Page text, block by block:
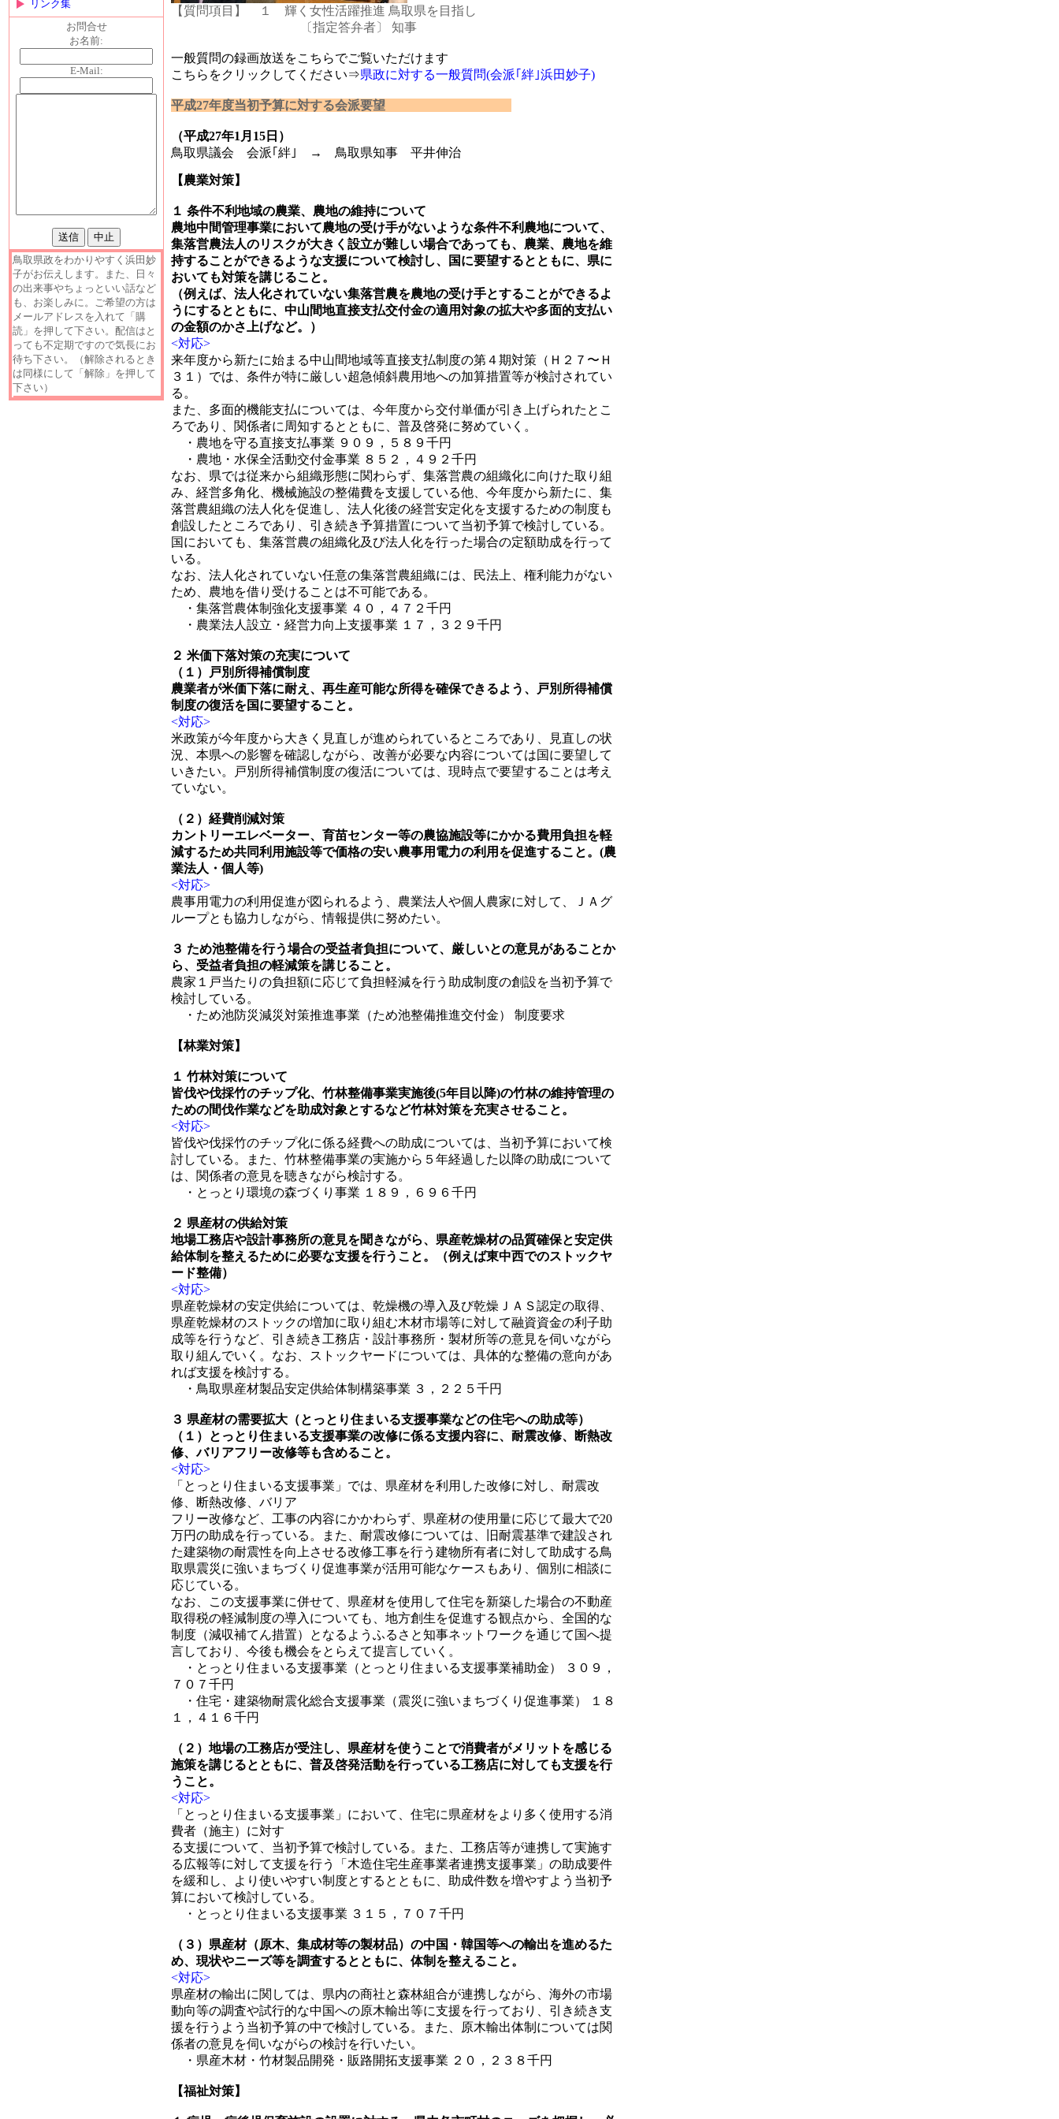
リンク集
お問合せ
お名前:
E-Mail:
鳥取県政をわかりやすく浜田妙
子がお伝えします。また、日々
の出来事やちょっといい話など
も、お楽しみに。ご希望の方は
メールアドレスを入れて「購
読」を押して下さい。配信はと
っても不定期ですので気長にお
待ち下さい。（解除されるとき
は同様にして「解除」を押して
下さい）
【質問項目】 １ 輝く女性活躍推進 鳥取県を目指し
〔指定答弁者〕 知事
一般質問の録画放送をこちらでご覧いただけます
こちらをクリックしてください⇒県政に対する一般質問(会派｢絆｣浜田妙子)
平成27年度当初予算に対する会派要望
（平成27年1月15日）
鳥取県議会 会派｢絆｣ → 鳥取県知事 平井伸治
【農業対策】
１ 条件不利地域の農業、農地の維持について
農地中間管理事業において農地の受け手がないような条件不利農地について、
集落営農法人のリスクが大きく設立が難しい場合であっても、農業、農地を維
持することができるような支援について検討し、国に要望するとともに、県に
おいても対策を講じること。
（例えば、法人化されていない集落営農を農地の受け手とすることができるよ
うにするとともに、中山間地直接支払交付金の適用対象の拡大や多面的支払い
の金額のかさ上げなど。）
<対応>
来年度から新たに始まる中山間地域等直接支払制度の第４期対策（Ｈ２７〜Ｈ
３１）では、条件が特に厳しい超急傾斜農用地への加算措置等が検討されてい
る。
また、多面的機能支払については、今年度から交付単価が引き上げられたとこ
ろであり、関係者に周知するとともに、普及啓発に努めていく。
・農地を守る直接支払事業 ９０９，５８９千円
・農地・水保全活動交付金事業 ８５２，４９２千円
なお、県では従来から組織形態に関わらず、集落営農の組織化に向けた取り組
み、経営多角化、機械施設の整備費を支援している他、今年度から新たに、集
落営農組織の法人化を促進し、法人化後の経営安定化を支援するための制度も
創設したところであり、引き続き予算措置について当初予算で検討している。
国においても、集落営農の組織化及び法人化を行った場合の定額助成を行って
いる。
なお、法人化されていない任意の集落営農組織には、民法上、権利能力がない
ため、農地を借り受けることは不可能である。
・集落営農体制強化支援事業 ４０，４７２千円
・農業法人設立・経営力向上支援事業 １７，３２９千円
２ 米価下落対策の充実について
（１）戸別所得補償制度
農業者が米価下落に耐え、再生産可能な所得を確保できるよう、戸別所得補償
制度の復活を国に要望すること。
<対応>
米政策が今年度から大きく見直しが進められているところであり、見直しの状
況、本県への影響を確認しながら、改善が必要な内容については国に要望して
いきたい。戸別所得補償制度の復活については、現時点で要望することは考え
ていない。
（２）経費削減対策
カントリーエレベーター、育苗センター等の農協施設等にかかる費用負担を軽
減するため共同利用施設等で価格の安い農事用電力の利用を促進すること。(農
業法人・個人等)
<対応>
農事用電力の利用促進が図られるよう、農業法人や個人農家に対して、ＪＡグ
ループとも協力しながら、情報提供に努めたい。
３ ため池整備を行う場合の受益者負担について、厳しいとの意見があることか
ら、受益者負担の軽減策を講じること。
農家１戸当たりの負担額に応じて負担軽減を行う助成制度の創設を当初予算で
検討している。
・ため池防災減災対策推進事業（ため池整備推進交付金） 制度要求
【林業対策】
１ 竹林対策について
皆伐や伐採竹のチップ化、竹林整備事業実施後(5年目以降)の竹林の維持管理の
ための間伐作業などを助成対象とするなど竹林対策を充実させること。
<対応>
皆伐や伐採竹のチップ化に係る経費への助成については、当初予算において検
討している。また、竹林整備事業の実施から５年経過した以降の助成について
は、関係者の意見を聴きながら検討する。
・とっとり環境の森づくり事業 １８９，６９６千円
２ 県産材の供給対策
地場工務店や設計事務所の意見を聞きながら、県産乾燥材の品質確保と安定供
給体制を整えるために必要な支援を行うこと。（例えば東中西でのストックヤ
ード整備）
<対応>
県産乾燥材の安定供給については、乾燥機の導入及び乾燥ＪＡＳ認定の取得、
県産乾燥材のストックの増加に取り組む木材市場等に対して融資資金の利子助
成等を行うなど、引き続き工務店・設計事務所・製材所等の意見を伺いながら
取り組んでいく。なお、ストックヤードについては、具体的な整備の意向があ
れば支援を検討する。
・鳥取県産材製品安定供給体制構築事業 ３，２２５千円
３ 県産材の需要拡大（とっとり住まいる支援事業などの住宅への助成等）
（１）とっとり住まいる支援事業の改修に係る支援内容に、耐震改修、断熱改
修、バリアフリー改修等も含めること。
<対応>
「とっとり住まいる支援事業」では、県産材を利用した改修に対し、耐震改
修、断熱改修、バリア
フリー改修など、工事の内容にかかわらず、県産材の使用量に応じて最大で20
万円の助成を行っている。また、耐震改修については、旧耐震基準で建設され
た建築物の耐震性を向上させる改修工事を行う建物所有者に対して助成する鳥
取県震災に強いまちづくり促進事業が活用可能なケースもあり、個別に相談に
応じている。
なお、この支援事業に併せて、県産材を使用して住宅を新築した場合の不動産
取得税の軽減制度の導入についても、地方創生を促進する観点から、全国的な
制度（減収補てん措置）となるようふるさと知事ネットワークを通じて国へ提
言しており、今後も機会をとらえて提言していく。
・とっとり住まいる支援事業（とっとり住まいる支援事業補助金） ３０９，
７０７千円
・住宅・建築物耐震化総合支援事業（震災に強いまちづくり促進事業） １８
１，４１６千円
（２）地場の工務店が受注し、県産材を使うことで消費者がメリットを感じる
施策を講じるとともに、普及啓発活動を行っている工務店に対しても支援を行
うこと。
<対応>
「とっとり住まいる支援事業」において、住宅に県産材をより多く使用する消
費者（施主）に対す
る支援について、当初予算で検討している。また、工務店等が連携して実施す
る広報等に対して支援を行う「木造住宅生産事業者連携支援事業」の助成要件
を緩和し、より使いやすい制度とするとともに、助成件数を増やすよう当初予
算において検討している。
・とっとり住まいる支援事業 ３１５，７０７千円
（３）県産材（原木、集成材等の製材品）の中国・韓国等への輸出を進めるた
め、現状やニーズ等を調査するとともに、体制を整えること。
<対応>
県産材の輸出に関しては、県内の商社と森林組合が連携しながら、海外の市場
動向等の調査や試行的な中国への原木輸出等に支援を行っており、引き続き支
援を行うよう当初予算の中で検討している。また、原木輸出体制については関
係者の意見を伺いながらの検討を行いたい。
・県産木材・竹材製品開発・販路開拓支援事業 ２０，２３８千円
【福祉対策】